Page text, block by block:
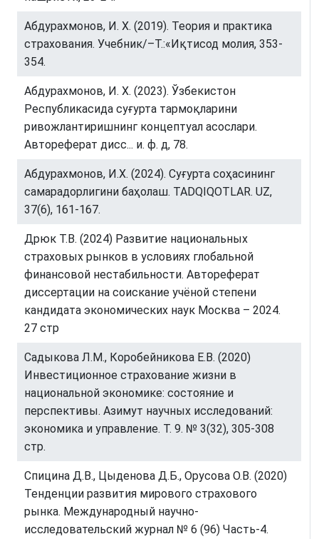
Абдурахмонов, И. Х. (2019). Теория и практика
страхования. Учебник/–Т.:«Иқтисод молия, 353-
354.
Абдурахмонов, И. Х. (2023). Ўзбекистон
Республикасида суғурта тармоқларини
ривожлантиришнинг концептуал асослари.
Автореферат дисс... и. ф. д, 78.
Абдурахмонов, И.Х. (2024). Суғурта соҳасининг
самарадорлигини баҳолаш. TADQIQOTLAR. UZ,
37(6), 161-167.
Дрюк Т.В. (2024) Развитие национальных
страховых рынков в условиях глобальной
финансовой нестабильности. Автореферат
диссертации на соискание учёной степени
кандидата экономических наук Москва – 2024.
27 стр
Садыкова Л.М., Коробейникова Е.В. (2020)
Инвестиционное страхование жизни в
национальной экономике: состояние и
перспективы. Азимут научных исследований:
экономика и управление. Т. 9. № 3(32), 305-308
стр.
Спицина Д.В., Цыденова Д.Б., Орусова О.В. (2020)
Тенденции развития мирового страхового
рынка. Международный научно-
исследовательский журнал № 6 (96) Часть-4.